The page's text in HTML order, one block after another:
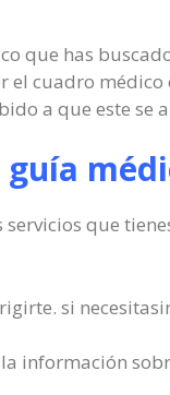
que has
el cuadro
a que este se
que
si
información